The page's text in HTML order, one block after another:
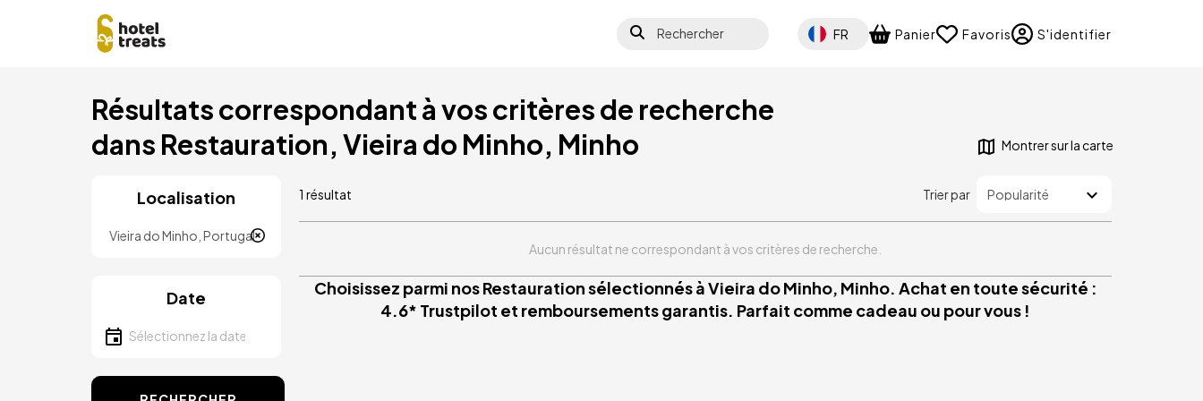
Rechercher Select your language
FR Panier Favoris S'identifier
Résultats correspondant à vos critères de recherche
dans Restauration, Vieira do Minho, Minho
Montrer sur la carte
Localisation
Date
Sélectionnez la date
Trier par
1 résultat
Aucun résultat ne correspondant à vos critères de recherche.
Choisissez parmi nos Restauration sélectionnés à Vieira do Minho, Minho. Achat en toute sécurité :
4.6* Trustpilot et remboursements garantis. Parfait comme cadeau ou pour vous !